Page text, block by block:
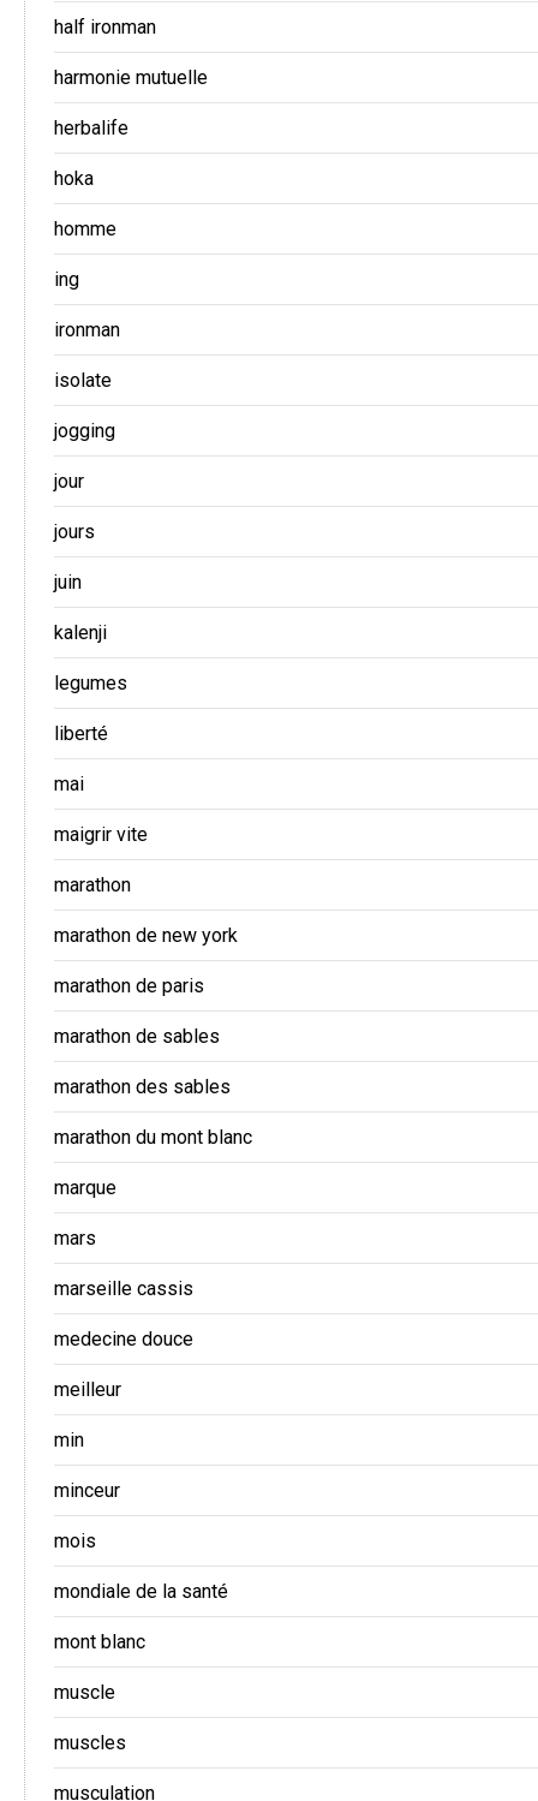
half ironman
harmonie mutuelle
herbalife
hoka
homme
ing
ironman
isolate
jogging
jour
jours
juin
kalenji
legumes
liberté
mai
maigrir vite
marathon
marathon de new york
marathon de paris
marathon de sables
marathon des sables
marathon du mont blanc
marque
mars
marseille cassis
medecine douce
meilleur
min
minceur
mois
mondiale de la santé
mont blanc
muscle
muscles
musculation